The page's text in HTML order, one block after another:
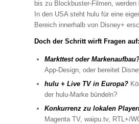
bis zu Blockbuster-Filmen,
In den USA steht hulu für eine
Bereich innerhalb von Disney+
Doch der Schritt wirft Fragen auf:
Markttest oder
App-Design, oder bereitet
hulu + Live TV in Europa?
der hulu-Marke bündeln?
Konkurrenz zu lokalen
Magenta TV, waipu.tv, RTL+/